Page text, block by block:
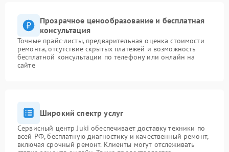
Прозрачное ценообразование и бесплатная
консультация
Точные прайс-листы, предварительная оценка стоимости
ремонта, отсутствие скрытых платежей и возможность
бесплатной консультации по телефону или онлайн на
сайте
Широкий спектр услуг
Сервисный центр Juki обеспечивает доставку техники по
всей РФ, бесплатную диагностику и качественный ремонт,
включая срочный ремонт. Клиенты могут отслеживать